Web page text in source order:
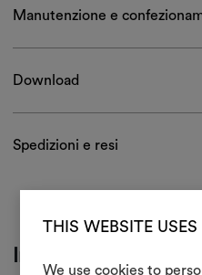
THIS WEBSITE
We use cookies to
Manutenzione e
Download
Spedizioni e resi
Inspiration